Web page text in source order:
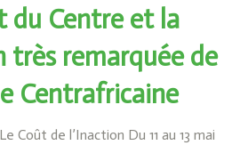
du Centre et la
remarquée de
Centrafricaine
Coût de l’Inaction Du 11 au 13 mai